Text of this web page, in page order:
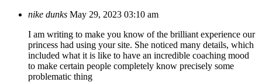
nike dunks May 29, 2023 03:10 am
I am writing to make you know of the brilliant experience our
princess had using your site. She noticed many details, which
included what it is like to have an incredible coaching mood
to make certain people completely know precisely some
problematic thing